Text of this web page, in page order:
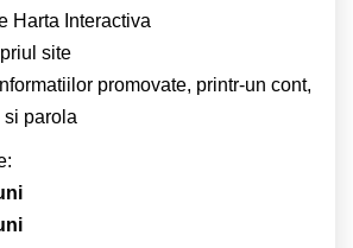
Harta Interactiva
site
promovate, printr-un cont,
si parola